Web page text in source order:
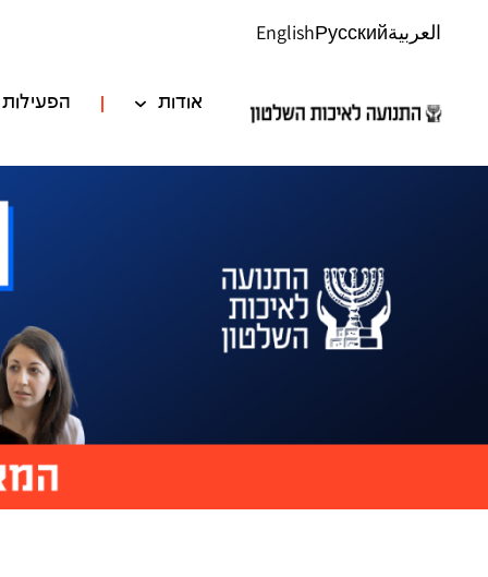
العربيةРусский
English
אודות